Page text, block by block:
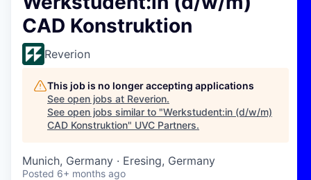
CAD Konstruktion
Reverion
This job is no longer accepting applications
See open jobs at Reverion.
See open jobs similar to "Werkstudent:in (d/w/m)
CAD Konstruktion" UVC Partners.
Munich, Germany · Eresing, Germany
Posted 6+ months ago